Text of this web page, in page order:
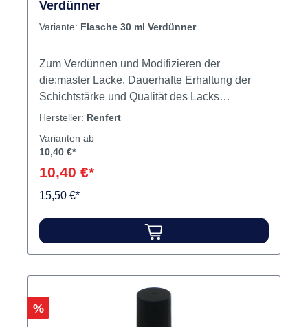
Verdünner
Variante: Flasche 30 ml Verdünner
Zum Verdünnen und Modifizieren der
die:master Lacke. Dauerhafte Erhaltung der
Schichtstärke und Qualität des Lacks
Kontrollierte Viskositätsregulierung durch
ml Verdünner
Hersteller: Renfert
Varianten ab
10,40 €*
10,40 €*
15,50 €*
Rabatt
%